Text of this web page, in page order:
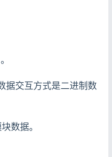
交互方式是二进制数
数据。